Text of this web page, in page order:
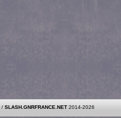
/ SLASH.GNRFRANCE.NET 2014-2026